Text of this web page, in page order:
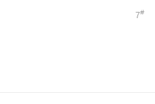
7#